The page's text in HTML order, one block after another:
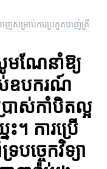
សម្រាប់ការប្រកួតបាញ់ត្រី
មណែនាំឱ្យ
ាស់ឧបករណ៍
រាស់កាំបិតល្អ
ការប្រើ
ច្ចេកវិទ្យា